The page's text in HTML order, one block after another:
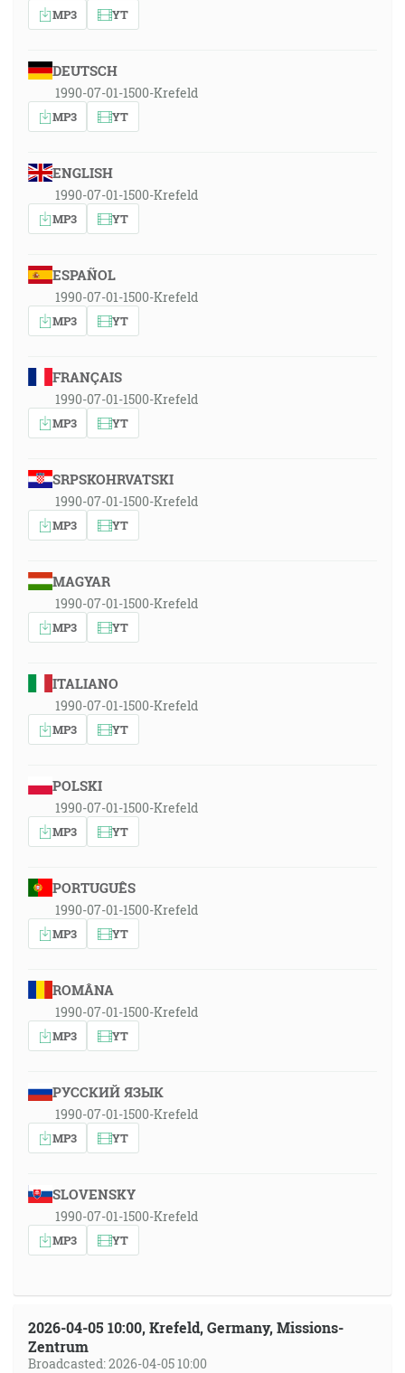
MP3 YT
DEUTSCH
1990-07-01-1500-Krefeld
MP3 YT
ENGLISH
1990-07-01-1500-Krefeld
MP3 YT
ESPAÑOL
1990-07-01-1500-Krefeld
MP3 YT
FRANÇAIS
1990-07-01-1500-Krefeld
MP3 YT
SRPSKOHRVATSKI
1990-07-01-1500-Krefeld
MP3 YT
MAGYAR
1990-07-01-1500-Krefeld
MP3 YT
ITALIANO
1990-07-01-1500-Krefeld
MP3 YT
POLSKI
1990-07-01-1500-Krefeld
MP3 YT
PORTUGUÊS
1990-07-01-1500-Krefeld
MP3 YT
ROMÂNA
1990-07-01-1500-Krefeld
MP3 YT
РУССКИЙ ЯЗЫК
1990-07-01-1500-Krefeld
MP3 YT
SLOVENSKY
1990-07-01-1500-Krefeld
MP3 YT
2026-04-05 10:00, Krefeld, Germany, Missions-
Zentrum
Broadcasted: 2026-04-05 10:00